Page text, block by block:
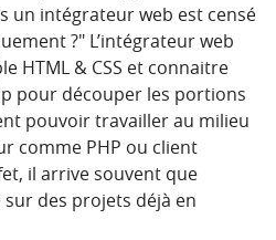
un intégrateur web est censé
? L’intégrateur web
HTML & CSS et connaitre
pour découper les portions
pouvoir travailler au milieu
comme PHP ou client
il arrive souvent que
des projets déjà en